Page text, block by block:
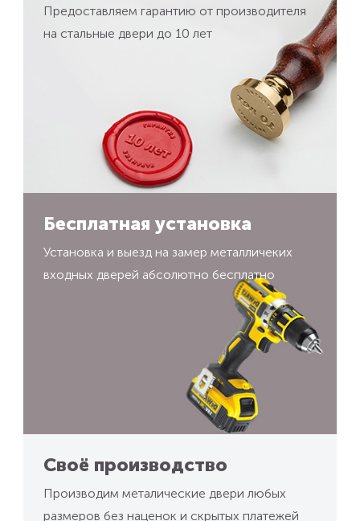
Предоставляем гарантию от производителя
на стальные двери до 10 лет
Бесплатная установка
Установка и выезд на замер металличеких
входных дверей абсолютно бесплатно
Своё производство
Производим металические двери любых
размеров без наценок и скрытых платежей